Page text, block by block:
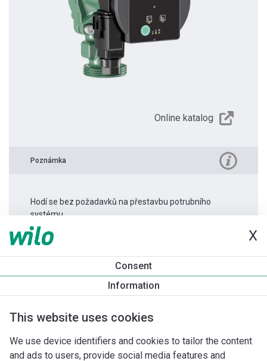
X
Consent
Information
This website uses cookies
We use device identifiers and cookies to tailor the content
and ads to users, provide social media features and
Online katalog
Poznámka
Hodí se bez požadavků na přestavbu potrubního
systému.
Informace o produktu